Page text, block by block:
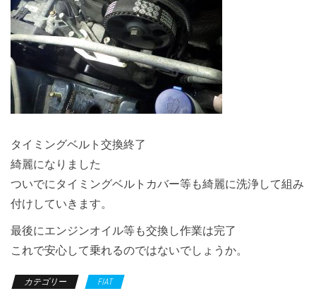
タイミングベルト交換終了
綺麗になりました
ついでにタイミングベルトカバー等も綺麗に洗浄して組み
付けしていきます。
最後にエンジンオイル等も交換し作業は完了
これで安心して乗れるのではないでしょうか。
カテゴリー FIAT